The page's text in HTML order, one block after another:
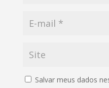
Salvar meus dados